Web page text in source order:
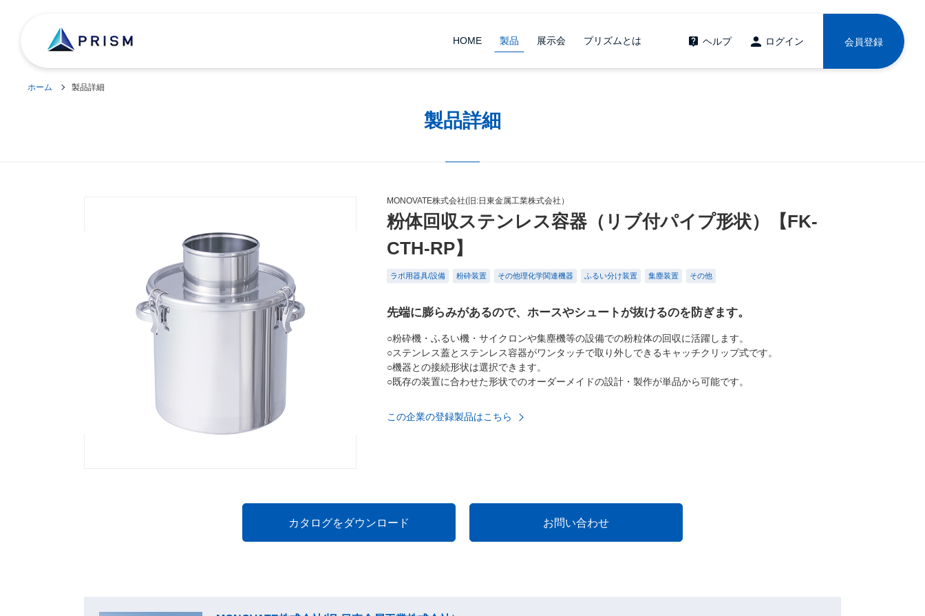
HOME 製品 展示会 プリズムとは ヘルプ ログイン 会員登録
ホーム 製品詳細
製品詳細
MONOVATE株式会社(旧:日東金属工業株式会社）
粉体回収ステンレス容器（リブ付パイプ形状）【FK-
CTH-RP】
ラボ用器具/設備 粉砕装置 その他理化学関連機器 ふるい分け装置 集塵装置 その他
先端に膨らみがあるので、ホースやシュートが抜けるのを防ぎます。
○粉砕機・ふるい機・サイクロンや集塵機等の設備での粉粒体の回収に活躍します。
○ステンレス蓋とステンレス容器がワンタッチで取り外しできるキャッチクリップ式です。
○機器との接続形状は選択できます。
○既存の装置に合わせた形状でのオーダーメイドの設計・製作が単品から可能です。
この企業の登録製品はこちら